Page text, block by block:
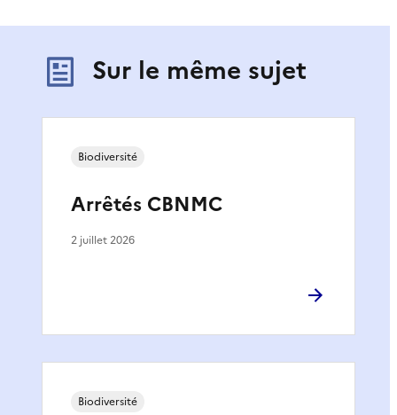
Sur le même sujet
Arrêtés CBNMC
Biodiversité
2 juillet 2026
Biodiversité